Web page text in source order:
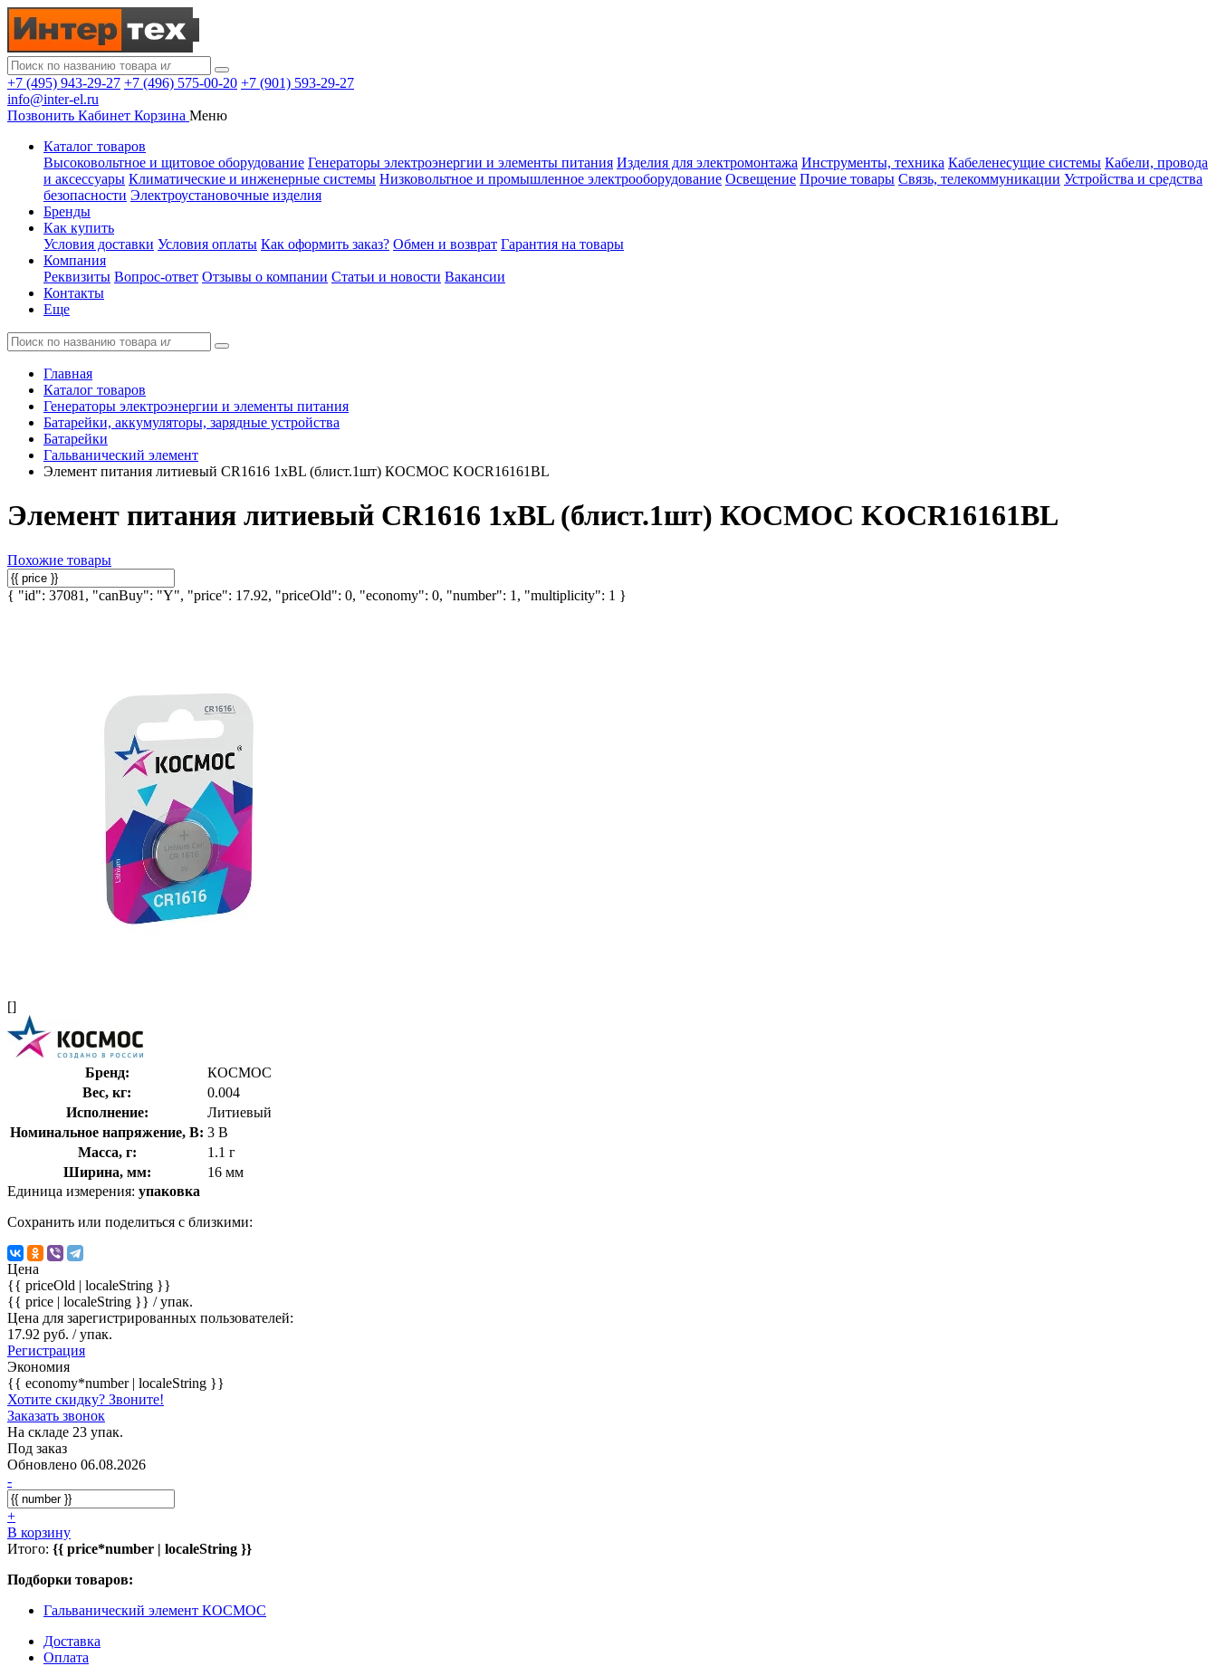
+7 (495) 943-29-27 +7 (496) 575-00-20 +7 (901) 593-29-27
info@inter-el.ru
Позвонить Кабинет Корзина Меню
Каталог товаров
Высоковольтное и щитовое оборудование Генераторы электроэнергии и элементы питания Изделия для электромонтажа Инструменты, техника Кабеленесущие системы Кабели, провода
и аксессуары Климатические и инженерные системы Низковольтное и промышленное электрооборудование Освещение Прочие товары Связь, телекоммуникации Устройства и средства
безопасности Электроустановочные изделия
Бренды
Как купить
Условия доставки Условия оплаты Как оформить заказ? Обмен и возврат Гарантия на товары
Компания
Реквизиты Вопрос-ответ Отзывы о компании Статьи и новости Вакансии
Контакты
Еще
Главная
Каталог товаров
Генераторы электроэнергии и элементы питания
Батарейки, аккумуляторы, зарядные устройства
Батарейки
Гальванический элемент
Элемент питания литиевый CR1616 1хBL (блист.1шт) КОСМОС KOCR16161BL
Элемент питания литиевый CR1616 1хBL (блист.1шт) КОСМОС KOCR16161BL
Похожие товары
{ "id": 37081, "canBuy": "Y", "price": 17.92, "priceOld": 0, "economy": 0, "number": 1, "multiplicity": 1 }
[]
Бренд:
КОСМОС
Вес, кг:
0.004
Исполнение:
Литиевый
Номинальное напряжение, В: 3 В
Масса, г:
1.1 г
Ширина, мм:
16 мм
Единица измерения: упаковка
Сохранить или поделиться с близкими:
Цена
{{ priceOld | localeString }}
{{ price | localeString }} / упак.
Цена для зарегистрированных пользователей:
17.92 руб. / упак.
Регистрация
Экономия
{{ economy*number | localeString }}
Хотите скидку? Звоните!
Заказать звонок
На складе 23 упак.
Под заказ
Обновлено 06.08.2026
-
+
В корзину
Итого: {{ price*number | localeString }}
Подборки товаров:
Гальванический элемент КОСМОС
Доставка
Оплата